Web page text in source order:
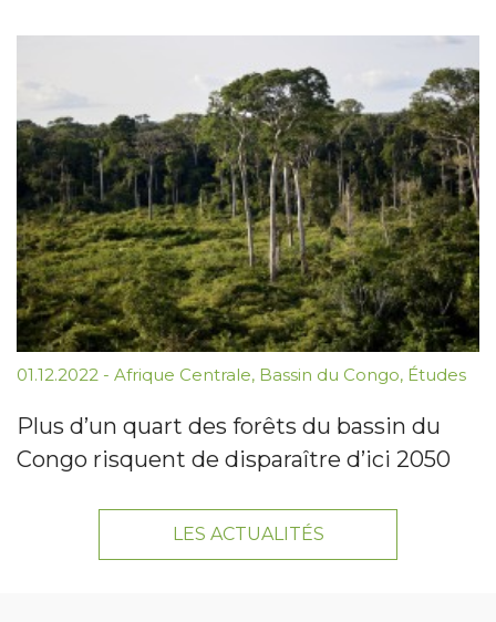
01.12.2022 - Afrique Centrale, Bassin du Congo, Études
Plus d’un quart des forêts du bassin du
Congo risquent de disparaître d’ici 2050
LES ACTUALITÉS